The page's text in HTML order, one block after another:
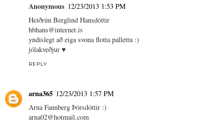
Anonymous 12/23/2013 1:53 PM
Heiðrún Berglind Hansdóttir
hbhans@internet.is
yndislegt að eiga svona flotta pallettu :)
jólakveðjur ♥
REPLY
arna365 12/23/2013 1:57 PM
Arna Fannberg Þórsdóttir :)
arna02@hotmail.com